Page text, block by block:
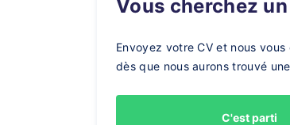
Vous cherchez
Envoyez votre CV et nous
dès que nous aurons trouvé
C'est parti